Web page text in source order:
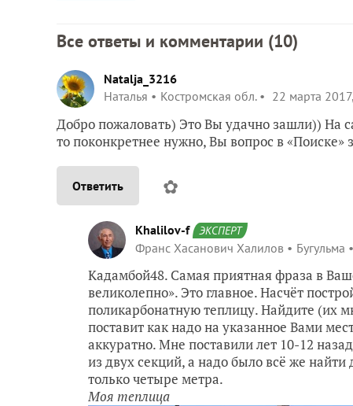
Все ответы и комментарии (10)
Natalja_3216
Наталья
Костромская обл. 22 марта
Добро пожаловать) Это Вы удачно зашли)) На
то поконкретнее нужно, Вы вопрос в «Поиске»
Ответить ✿
Khalilov-f ЭКСПЕРТ
Франс Хасанович Халилов Бугульма
Кадамбой48. Самая приятная фраза в
великолепно». Это главное. Насчёт
поликарбонатную теплицу. Найдите (их
поставит как надо на указанное Вами
аккуратно. Мне поставили лет 10-12
из двух секций, а надо было всё же
только четыре метра.
Моя теплица